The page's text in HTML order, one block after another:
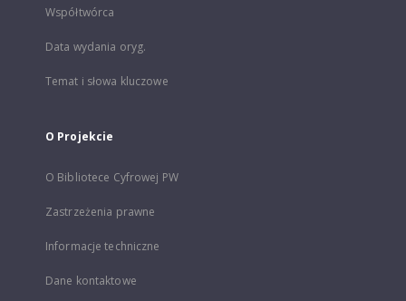
Współtwórca
Data wydania oryg.
Temat i słowa kluczowe
O Projekcie
O Bibliotece Cyfrowej PW
Zastrzeżenia prawne
Informacje techniczne
Dane kontaktowe